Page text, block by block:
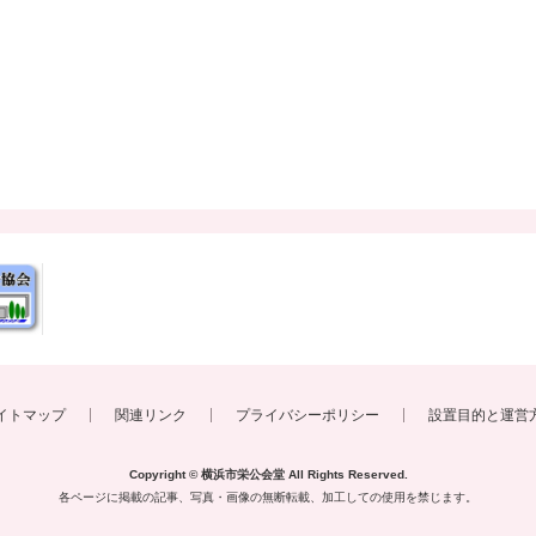
トマップ 関連リンク プライバシーポリシー 設置目的と運営
Copyright © 横浜市栄公会堂All Rights Reserved.
各ページに掲載の記事、写真・画像の無断転載、 加工しての使用を禁じます。